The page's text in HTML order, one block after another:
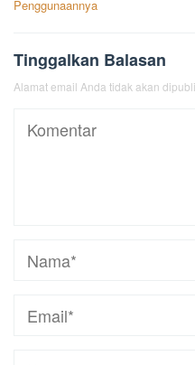
Penggunaannya
Tinggalkan Balasan
Alamat email Anda tidak akan